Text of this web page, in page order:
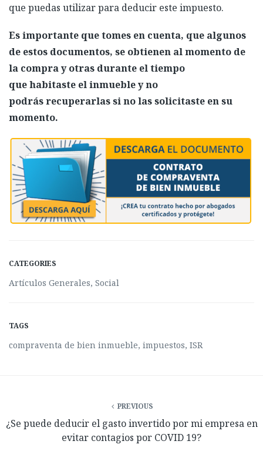
que puedas utilizar para deducir este impuesto.
Es importante que tomes en cuenta, que algunos
de estos documentos, se obtienen al momento de
la compra y otras durante el tiempo
que habitaste el inmueble y no
podrás recuperarlas si no las solicitaste en su
momento.
CATEGORIES
Artículos Generales, Social
TAGS
compraventa de bien inmueble, impuestos, ISR
PREVIOUS
¿Se puede deducir el gasto invertido por mi empresa en
evitar contagios por COVID 19?